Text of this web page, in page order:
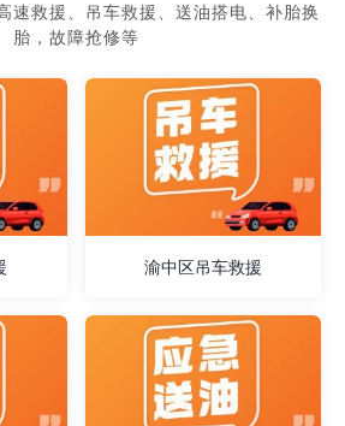
速救援、吊车救援、送油搭电、补胎换
胎，故障抢修等
渝中区吊车救援